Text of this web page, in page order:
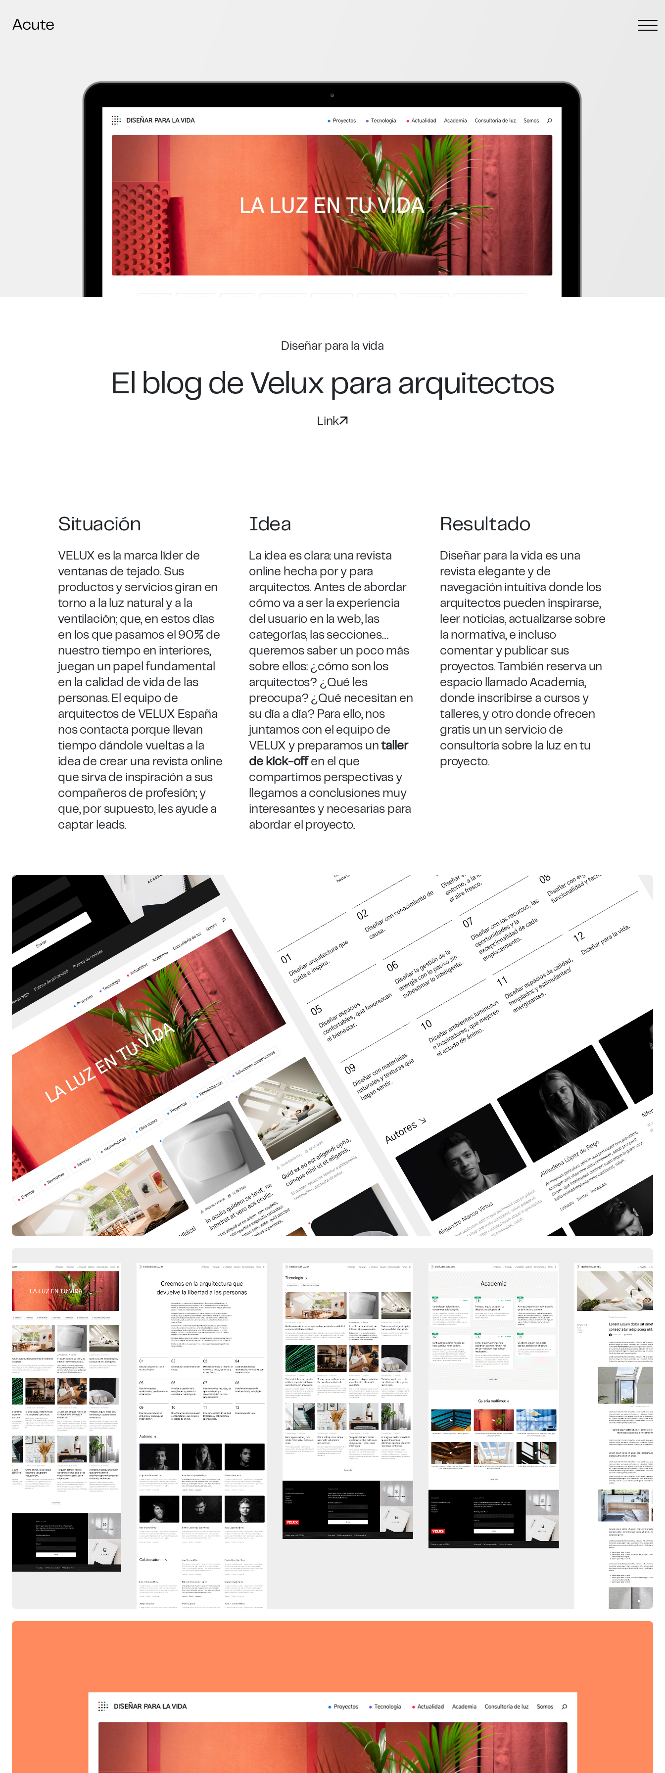
Diseñar para la vida
El blog de Velux para arquitectos
Link
Situación
VELUX es la marca líder de
ventanas de tejado. Sus
productos y servicios giran en
torno a la luz natural y a la
ventilación; que, en estos días
en los que pasamos el 90% de
nuestro tiempo en interiores,
juegan un papel fundamental
en la calidad de vida de las
personas. El equipo de
arquitectos de VELUX España
nos contacta porque llevan
tiempo dándole vueltas a la
idea de crear una revista online
que sirva de inspiración a sus
compañeros de profesión; y
que, por supuesto, les ayude a
captar leads.
Idea
La idea es clara: una revista
online hecha por y para
arquitectos. Antes de abordar
cómo va a ser la experiencia
del usuario en la web, las
categorías, las secciones…
queremos saber un poco más
sobre ellos: ¿cómo son los
arquitectos? ¿Qué les
preocupa? ¿Qué necesitan en
su día a día? Para ello, nos
juntamos con el equipo de
VELUX y preparamos untaller
de kick-off en el que
compartimos perspectivas y
llegamos a conclusiones muy
interesantes y necesarias para
abordar el proyecto.
Resultado
Diseñar para la vida es una
revista elegante y de
navegación intuitiva donde los
arquitectos pueden inspirarse,
leer noticias, actualizarse sobre
la normativa, e incluso
comentar y publicar sus
proyectos. También reserva un
espacio llamado Academia,
donde inscribirse a cursos y
talleres, y otro donde ofrecen
gratis un un servicio de
consultoría sobre la luz en tu
proyecto.